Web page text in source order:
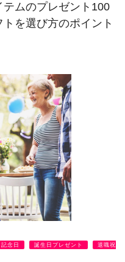
ムのプレゼント100
を選び方のポイント
記念日 誕生日プレゼント 退職祝